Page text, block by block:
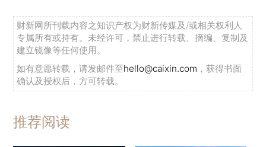
财新网所刊载内容之知识产权为财新传媒及/或相关权利人
专属所有或持有。未经许可，禁止进行转载、摘编、复制及
建立镜像等任何使用。
如有意愿转载，请发邮件至hello@caixin.com ，获得书面
确认及授权后，方可转载。
推荐阅读